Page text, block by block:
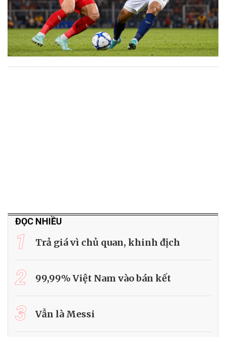
ĐỌC NHIỀU
1 Trả giá vì chủ quan, khinh địch
2 99,99% Việt Nam vào bán kết
3 Vẫn là Messi